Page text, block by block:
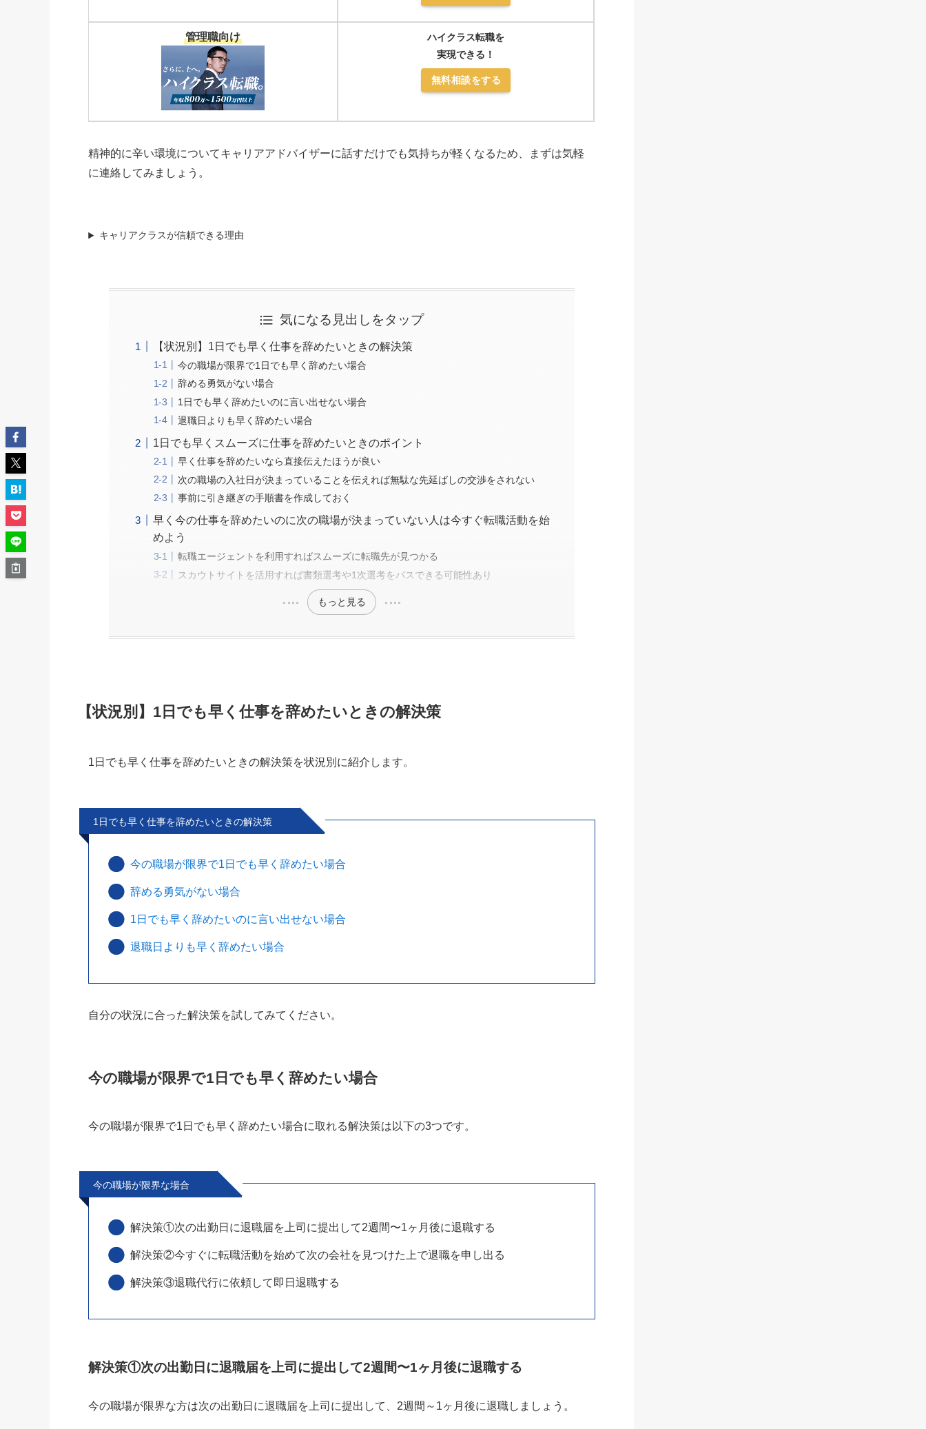
管理職向け
ハイクラス転職を
実現できる！
無料相談をする
精神的に辛い環境についてキャリアアドバイザーに話すだけでも気持ちが軽くなるため、まずは気軽
に連絡してみましょう。
キャリアクラスが信頼できる理由
気になる見出しをタップ
【状況別】1日でも早く仕事を辞めたいときの解決策
今の職場が限界で1日でも早く辞めたい場合
辞める勇気がない場合
1日でも早く辞めたいのに言い出せない場合
退職日よりも早く辞めたい場合
1日でも早くスムーズに仕事を辞めたいときのポイント
早く仕事を辞めたいなら直接伝えたほうが良い
次の職場の入社日が決まっていることを伝えれば無駄な先延ばしの交渉をされない
事前に引き継ぎの手順書を作成しておく
早く今の仕事を辞めたいのに次の職場が決まっていない人は今すぐ転職活動を始
めよう
転職エージェントを利用すればスムーズに転職先が見つかる
スカウトサイトを活用すれば書類選考や1次選考をパスできる可能性あり
もっと見る
【状況別】1日でも早く仕事を辞めたいときの解決策
1日でも早く仕事を辞めたいときの解決策を状況別に紹介します。
1日でも早く仕事を辞めたいときの解決策
今の職場が限界で1日でも早く辞めたい場合
辞める勇気がない場合
1日でも早く辞めたいのに言い出せない場合
退職日よりも早く辞めたい場合
自分の状況に合った解決策を試してみてください。
今の職場が限界で1日でも早く辞めたい場合
今の職場が限界で1日でも早く辞めたい場合に取れる解決策は以下の3つです。
今の職場が限界な場合
解決策①次の出勤日に退職届を上司に提出して2週間〜1ヶ月後に退職する
解決策②今すぐに転職活動を始めて次の会社を見つけた上で退職を申し出る
解決策③退職代行に依頼して即日退職する
解決策①次の出勤日に退職届を上司に提出して2週間〜1ヶ月後に退職する
今の職場が限界な方は次の出勤日に退職届を上司に提出して、2週間～1ヶ月後に退職しましょう。